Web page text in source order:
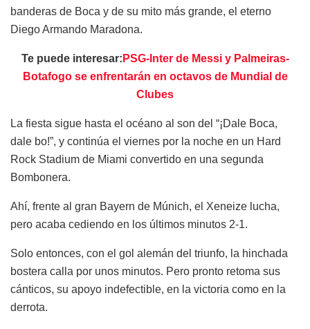
banderas de Boca y de su mito más grande, el eterno
Diego Armando Maradona.
Te puede interesar: PSG-Inter de Messi y Palmeiras-
Botafogo se enfrentarán en octavos de Mundial de
Clubes
La fiesta sigue hasta el océano al son del “¡Dale Boca,
dale bo!”, y continúa el viernes por la noche en un Hard
Rock Stadium de Miami convertido en una segunda
Bombonera.
Ahí, frente al gran Bayern de Múnich, el Xeneize lucha,
pero acaba cediendo en los últimos minutos 2-1.
Solo entonces, con el gol alemán del triunfo, la hinchada
bostera calla por unos minutos. Pero pronto retoma sus
cánticos, su apoyo indefectible, en la victoria como en la
derrota.